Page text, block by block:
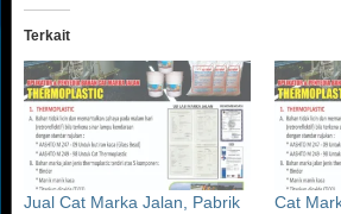
Terkait
Jual Cat Marka Jalan, Pabrik
Cat